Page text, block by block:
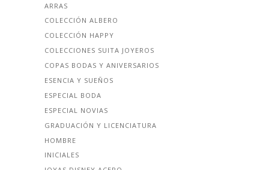
ARRAS
COLECCIÓN ALBERO
COLECCIÓN HAPPY
COLECCIONES SUITA JOYEROS
COPAS BODAS Y ANIVERSARIOS
ESENCIA Y SUEÑOS
ESPECIAL BODA
ESPECIAL NOVIAS
GRADUACIÓN Y LICENCIATURA
HOMBRE
INICIALES